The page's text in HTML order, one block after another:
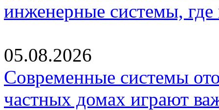
инженерные системы,
05.08.2026
Современные системы
частных домах играют